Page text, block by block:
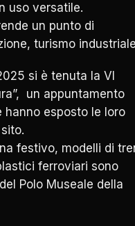
uso versatile.
un punto di
turismo
si è tenuta la VI
un appuntamento
hanno esposto le loro
festivo, modelli di
ferroviari sono
Polo Museale della